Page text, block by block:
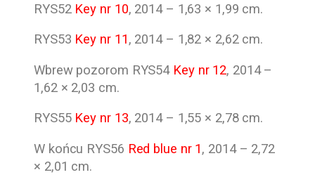
RYS52 Key nr 10, 2014 – 1,63 × 1,99 cm.
RYS53 Key nr 11, 2014 – 1,82 × 2,62 cm.
Wbrew pozorom RYS54 Key nr 12, 2014 –
1,62 × 2,03 cm.
RYS55 Key nr 13, 2014 – 1,55 × 2,78 cm.
W końcu RYS56 Red blue nr 1, 2014 – 2,72
× 2,01 cm.